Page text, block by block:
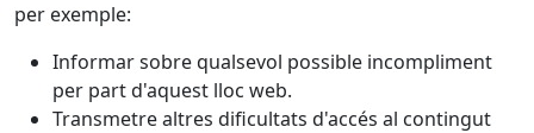
per exemple:
Informar sobre qualsevol possible incompliment
per part d'aquest lloc web.
Transmetre altres dificultats d'accés al contingut